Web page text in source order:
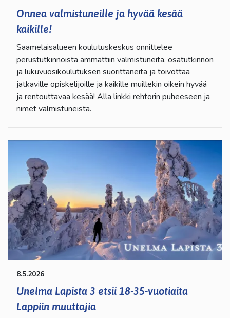
Onnea valmistuneille ja hyvää kesää
kaikille!
Saamelaisalueen koulutuskeskus onnittelee
perustutkinnoista ammattiin valmistuneita, osatutkinnon
ja lukuvuosikoulutuksen suorittaneita ja toivottaa
jatkaville opiskelijoille ja kaikille muillekin oikein hyvää
ja rentouttavaa kesää! Alla linkki rehtorin puheeseen ja
nimet valmistuneista.
8.5.2026
Unelma Lapista 3 etsii 18-35-vuotiaita
Lappiin muuttajia